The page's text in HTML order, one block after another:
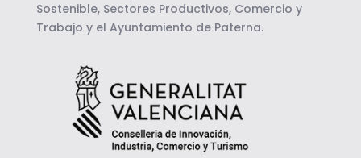
Sostenible, Sectores Productivos, Comercio y
Trabajo y el Ayuntamiento de Paterna.